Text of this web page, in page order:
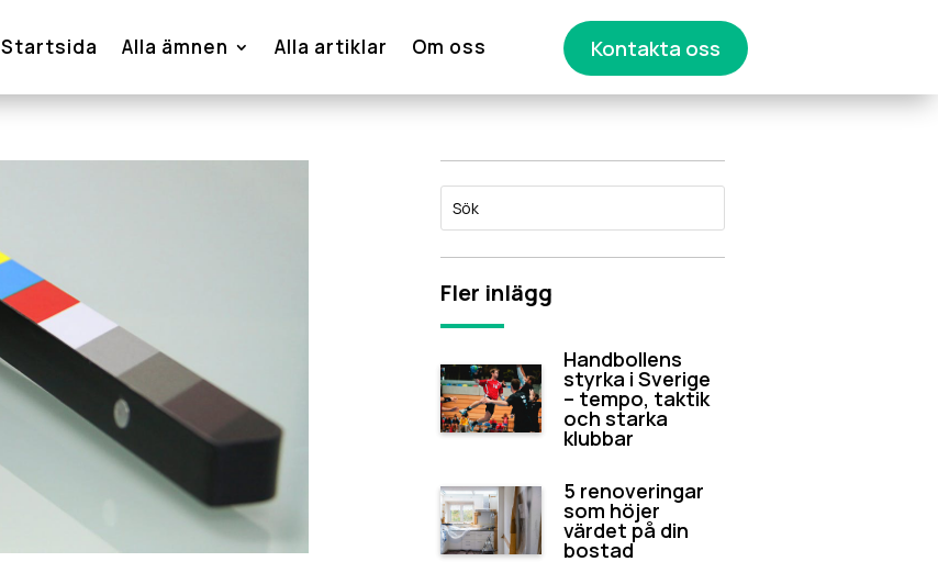
Startsida Alla ämnen Alla artiklar Om oss Kontakta oss
Fler inlägg
Handbollens
styrka i Sverige
– tempo, taktik
och starka
klubbar
5 renoveringar
som höjer
värdet på din
bostad